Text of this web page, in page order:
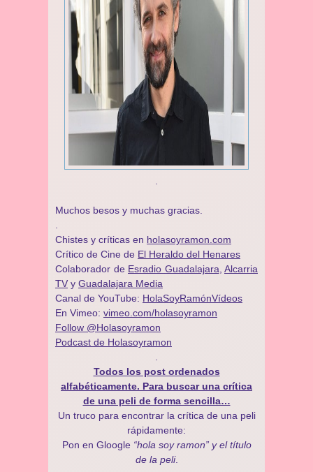
Muchos besos y muchas gracias.
Chistes y críticas en holasoyramon.com
Crítico de Cine de El Heraldo del Henares
​​Colaborador de Esradio Guadalajara Alcarria
TV y Guadalajara Media
Canal de YouTube: HolaSoyRamónVídeos
En Vimeo: vimeo.com/holasoyramon
Follow @Holasoyramon
Podcast de Holasoyramon
Todos los post ordenados
alfabéticamente. Para buscar una crítica
de una peli de forma sencilla…
Un truco para encontrar la crítica de una peli
rápidamente:
Pon en Gloogle “hola soy ramon” y el título
de la peli.